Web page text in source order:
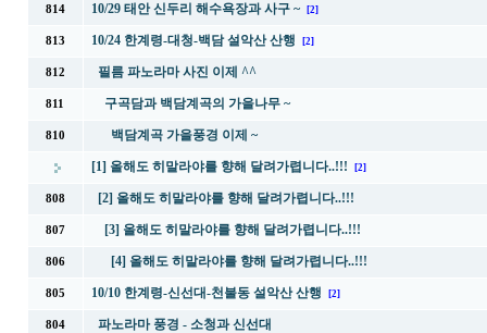
814 10/29 태안 신두리 해수욕장과 사구 ~ [2]
813 10/24 한계령-대청-백담 설악산 산행 [2]
812 필름 파노라마 사진 이제 ^^
811 구곡담과 백담계곡의 가을나무 ~
810 백담계곡 가을풍경 이제 ~
[1] 올해도 히말라야를 향해 달려가렵니다..!!! [2]
808 [2] 올해도 히말라야를 향해 달려가렵니다..!!!
807 [3] 올해도 히말라야를 향해 달려가렵니다..!!!
806 [4] 올해도 히말라야를 향해 달려가렵니다..!!!
805 10/10 한계령-신선대-천불동 설악산 산행 [2]
804 파노라마 풍경 - 소청과 신선대